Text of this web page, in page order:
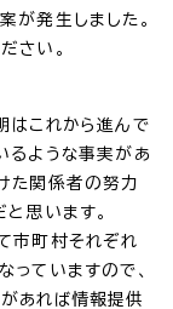
が発生しました。
さい。
はこれから進んで
るような事実があ
た関係者の努力
思います。
市町村それぞれ
ていますので、
あれば情報提供